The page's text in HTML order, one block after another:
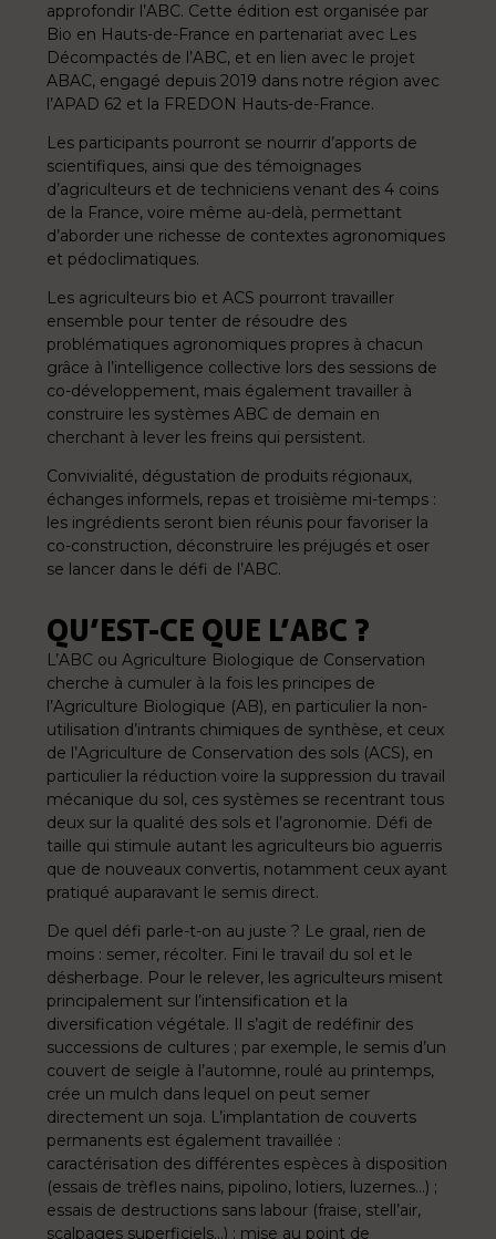
approfondir l’ABC. Cette édition est organisée par
Bio en Hauts-de-France en partenariat avec Les
Décompactés de l’ABC, et en lien avec le projet
ABAC, engagé depuis 2019 dans notre région avec
l’APAD 62 et la FREDON Hauts-de-France.
Les participants pourront se nourrir d’apports de
scientifiques, ainsi que des témoignages
d’agriculteurs et de techniciens venant des 4 coins
de la France, voire même au-delà, permettant
d’aborder une richesse de contextes agronomiques
et pédoclimatiques.
Les agriculteurs bio et ACS pourront travailler
ensemble pour tenter de résoudre des
problématiques agronomiques propres à chacun
grâce à l’intelligence collective lors des sessions de
co-développement, mais également travailler à
construire les systèmes ABC de demain en
cherchant à lever les freins qui persistent.
Convivialité, dégustation de produits régionaux,
échanges informels, repas et troisième mi-temps :
les ingrédients seront bien réunis pour favoriser la
co-construction, déconstruire les préjugés et oser
se lancer dans le défi de l’ABC.
QU’EST-CE QUE L’ABC ?
L’ABC ou Agriculture Biologique de Conservation
cherche à cumuler à la fois les principes de
l’Agriculture Biologique (AB), en particulier la non-
utilisation d’intrants chimiques de synthèse, et ceux
de l’Agriculture de Conservation des sols (ACS), en
particulier la réduction voire la suppression du travail
mécanique du sol, ces systèmes se recentrant tous
deux sur la qualité des sols et l’agronomie. Défi de
taille qui stimule autant les agriculteurs bio aguerris
que de nouveaux convertis, notamment ceux ayant
pratiqué auparavant le semis direct.
De quel défi parle-t-on au juste ? Le graal, rien de
moins : semer, récolter. Fini le travail du sol et le
désherbage. Pour le relever, les agriculteurs misent
principalement sur l’intensification et la
diversification végétale. Il s’agit de redéfinir des
successions de cultures ; par exemple, le semis d’un
couvert de seigle à l’automne, roulé au printemps,
crée un mulch dans lequel on peut semer
directement un soja. L’implantation de couverts
permanents est également travaillée :
caractérisation des différentes espèces à disposition
(essais de trèfles nains, pipolino, lotiers, luzernes…) ;
essais de destructions sans labour (fraise, stell’air,
scalpages superficiels…) ; mise au point de